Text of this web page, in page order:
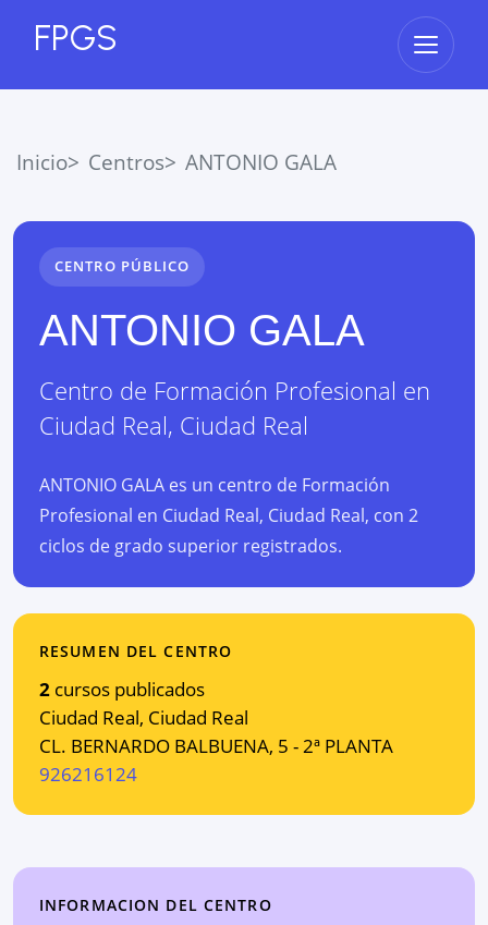
FPGS Abrir
Inicio Centros ANTONIO GALA
CENTRO PÚBLICO
ANTONIO GALA
Centro de Formación Profesional en
Ciudad Real, Ciudad Real
ANTONIO GALA es un centro de Formación
Profesional en Ciudad Real, Ciudad Real, con 2
ciclos de grado superior registrados.
RESUMEN DEL CENTRO
2 cursos publicados
Ciudad Real, Ciudad Real
CL. BERNARDO BALBUENA, 5 - 2ª PLANTA
926216124
INFORMACION DEL CENTRO